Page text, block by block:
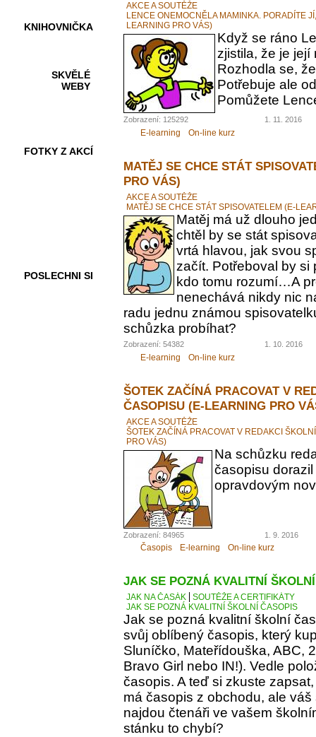
KNIHOVNIČKA
SKVĚLÉ
WEBY
FOTKY Z AKCÍ
POSLECHNI SI
AKCE A SOUTĚŽE
LENCE ONEMOCNĚLA MAMINKA. PORADÍTE
LEARNING PRO VÁS)
Když se ráno
zjistila, že je její
Rozhodla se,
Potřebuje ale
Pomůžete
Zobrazení: 125292 1. 11. 2016
E-learning On-line kurz
MATĚJ SE CHCE STÁT
PRO VÁS)
AKCE A SOUTĚŽE
MATĚJ SE CHCE STÁT SPISOVATELEM (E-
Matěj má už dlouho
chtěl by se stát
vrtá hlavou, jak svou
začít. Potřeboval by si
kdo tomu rozumí…A
nenechává nikdy nic
radu jednu známou
schůzka probíhat?
Zobrazení: 54382 1. 10. 2016
E-learning On-line kurz
ŠOTEK ZAČÍNÁ PRACOVAT V
ČASOPISU (E-LEARNING PRO
AKCE A SOUTĚŽE
ŠOTEK ZAČÍNÁ PRACOVAT V REDAKCI
PRO VÁS)
Na schůzku
časopisu
opravdovým
Zobrazení: 84965 1. 9. 2016
Časopis E-learning On-line kurz
JAK SE POZNÁ KVALITNÍ
JAK NA ČASÁK
SOUTĚŽE A CERTIFIKÁTY
JAK SE POZNÁ KVALITNÍ ŠKOLNÍ ČASOPIS
Jak se pozná kvalitní školní
svůj oblíbený časopis, který
Sluníčko, Mateřídouška, ABC,
Bravo Girl nebo IN!). Vedle
časopis. A teď si zkuste
má časopis z obchodu, ale
najdou čtenáři ve vašem
stánku to chybí?